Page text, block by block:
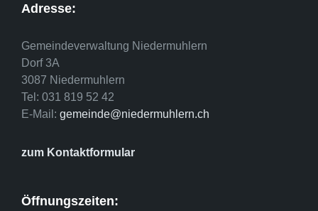
Adresse:
Gemeindeverwaltung Niedermuhlern
Dorf 3A
3087 Niedermuhlern
Tel: 031 819 52 42
E-Mail: gemeinde@niedermuhlern.ch
zum Kontaktformular
Öffnungszeiten: